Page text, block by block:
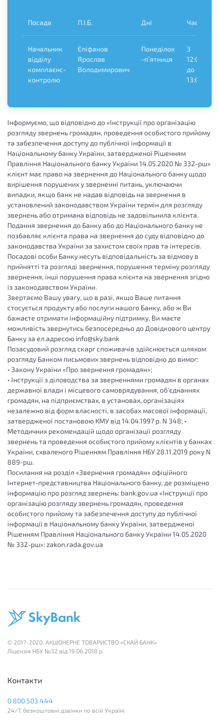
Посада П.І.Б. Дні Час
Начальник
відділу
комплаєнс-
контролю
Єпіфанов
Ярослав
Володимирович
Понеділок
-п’ятниця
З
12:00
до
13:00
Інформуємо, що відповідно до «Інструкції про організацію
розгляду звернень громадян, проведення особистого прийому
та забезпечення доступу до публічної інформації в
Національному банку України, затвердженої Рішенням
Правління Національного банку України 14.05.2020 № 332-рш»
клієнт має право на звернення до Національного банку щодо
вирішення порушених у зверненні питань, уключаючи
випадки, якщо банк не надав відповідь на звернення в
установлений законодавством України термін для розгляду
звернень або отримана відповідь не задовільнила клієнта.
Подання звернення до Банку або до Національного банку не
позбавляє клієнта права на звернення до суду відповідно до
законодавства України за захистом своїх прав та інтересів.
Посадові особи Банку несуть відповідальність за відмову в
прийнятті та розгляді звернення, порушення терміну розгляду
звернення, інші порушення права клієнта на звернення згідно
із законодавством України.
Звертаємо Вашу увагу, що в разі, якщо Ваше питання
стосується продукту або послуги нашого Банку, або ж Ви
бажаєте отримати інформаційну підтримку, Ви маєте
можливість звернутись безпосередньо до Довідкового центру
Банку за ел.адресою info@sky.bank
Позасудовий розгляд скарг споживачів здійснюється шляхом
розгляду Банком письмових звернень відповідно до вимог:
• Закону України «Про звернення громадян»;
• Інструкції з діловодства за зверненнями громадян в органах
державної влади і місцевого самоврядування, об'єднаннях
громадян, на підприємствах, в установах, організаціях
незалежно від форм власності, в засобах масової інформації,
затвердженої постановою КМУ від 14.04.1997 р. N 348; •
Методичних рекомендацій щодо організації розгляду
звернень та проведення особистого прийому клієнтів у банках
України, схваленого Рішенням Правління НБУ 28.11.2019 року N
889-рш.
Посилання на розділ «Звернення громадян» офіційного
Інтернет-представництва Національного банку, де розміщено
інформацію про розгляд звернень: bank.gov.ua «Інструкції про
організацію розгляду звернень громадян, проведення
особистого прийому та забезпечення доступу до публічної
інформації в Національному банку України, затвердженої
Рішенням Правління Національного банку України 14.05.2020
№ 332-рш»: zakon.rada.gov.ua
© 2017-2020. АКЦІОНЕРНЕ ТОВАРИСТВО «СКАЙ БАНК»
Лiцензія НБУ №32 вiд 19.06.2018 р.
Контакти
0 800 503 444
24/7, безкоштовні дзвінки по всій Україні